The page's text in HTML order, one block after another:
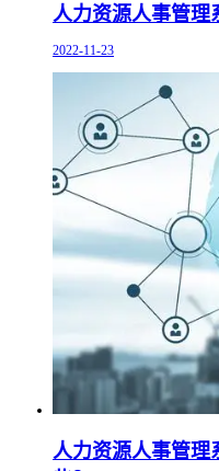
人力资源人事管理
2022-11-23
人力资源人事管理